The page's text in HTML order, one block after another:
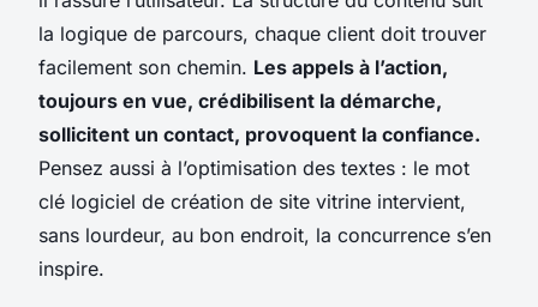
la logique de parcours, chaque client doit trouver
facilement son chemin. Les appels à l’action,
toujours en vue, crédibilisent la démarche,
sollicitent un contact, provoquent la confiance.
Pensez aussi à l’optimisation des textes : le mot
clé logiciel de création de site vitrine intervient,
sans lourdeur, au bon endroit, la concurrence s’en
inspire.